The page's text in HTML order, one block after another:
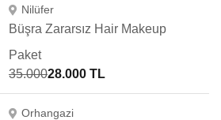
Nilüfer
Büşra Zararsız Hair Makeup
Paket
35.00028.000 TL
Orhangazi